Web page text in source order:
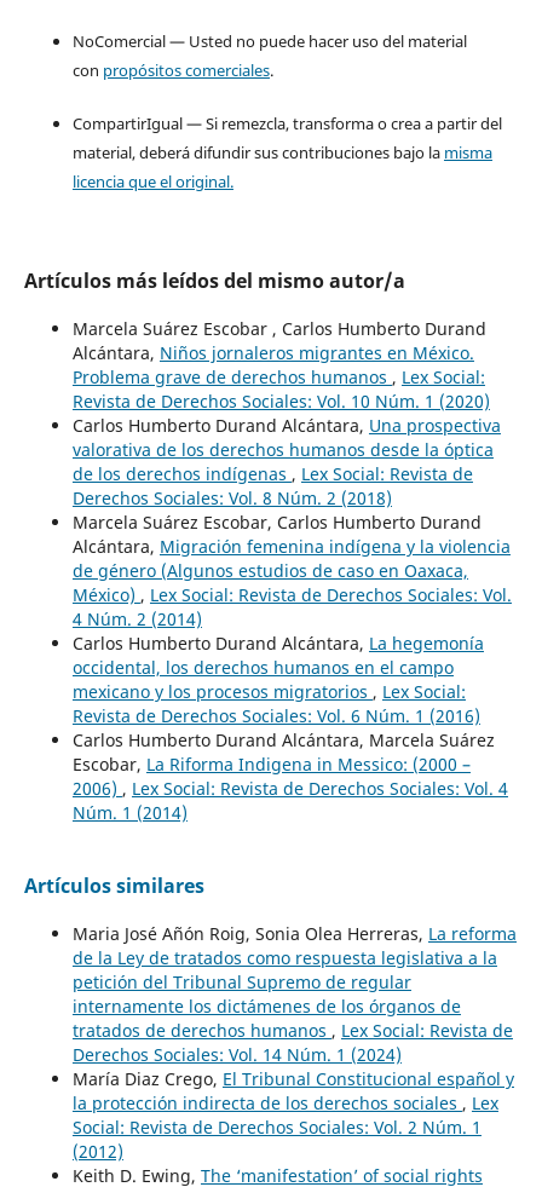
NoComercial — Usted no puede hacer uso del material
con propósitos comerciales.
CompartirIgual — Si remezcla, transforma o crea a partir del
material, deberá difundir sus contribuciones bajo la misma
licencia que el original.
Artículos más leídos del mismo autor/a
Marcela Suárez Escobar , Carlos Humberto Durand
Alcántara, Niños jornaleros migrantes en México.
Problema grave de derechos humanos , Lex Social:
Revista de Derechos Sociales: Vol. 10 Núm. 1 (2020)
Carlos Humberto Durand Alcántara, Una prospectiva
valorativa de los derechos humanos desde la óptica
de los derechos indígenas , Lex Social: Revista de
Derechos Sociales: Vol. 8 Núm. 2 (2018)
Marcela Suárez Escobar, Carlos Humberto Durand
Alcántara, Migración femenina indígena y la violencia
de género (Algunos estudios de caso en Oaxaca,
México) , Lex Social: Revista de Derechos Sociales: Vol.
4 Núm. 2 (2014)
Carlos Humberto Durand Alcántara, La hegemonía
occidental, los derechos humanos en el campo
mexicano y los procesos migratorios , Lex Social:
Revista de Derechos Sociales: Vol. 6 Núm. 1 (2016)
Carlos Humberto Durand Alcántara, Marcela Suárez
Escobar, La Riforma Indigena in Messico: (2000 –
2006) , Lex Social: Revista de Derechos Sociales: Vol. 4
Núm. 1 (2014)
Artículos similares
Maria José Añón Roig, Sonia Olea Herreras, La reforma
de la Ley de tratados como respuesta legislativa a la
petición del Tribunal Supremo de regular
internamente los dictámenes de los órganos de
tratados de derechos humanos , Lex Social: Revista de
Derechos Sociales: Vol. 14 Núm. 1 (2024)
María Diaz Crego, El Tribunal Constitucional español y
la protección indirecta de los derechos sociales , Lex
Social: Revista de Derechos Sociales: Vol. 2 Núm. 1
(2012)
Keith D. Ewing, The ‘manifestation’ of social rights